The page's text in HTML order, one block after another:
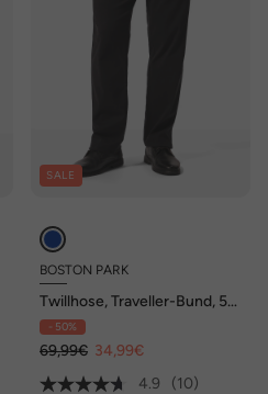
SALE
BOSTON PARK
Twillhose, Traveller-Bund, 5-
Pocket, Regular Fit, bis 72/36
- 50%
69,99€ 34,99€
4.9
(10)